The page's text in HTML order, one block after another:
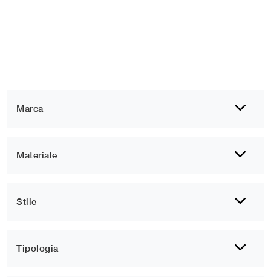
Marca
Materiale
Stile
Tipologia